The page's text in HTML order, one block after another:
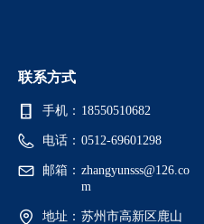
手机： 18550510682
电话： 0512-69601298
邮箱： zhangyunsss@126.co
m
地址： 苏州市高新区鹿山
联系方式